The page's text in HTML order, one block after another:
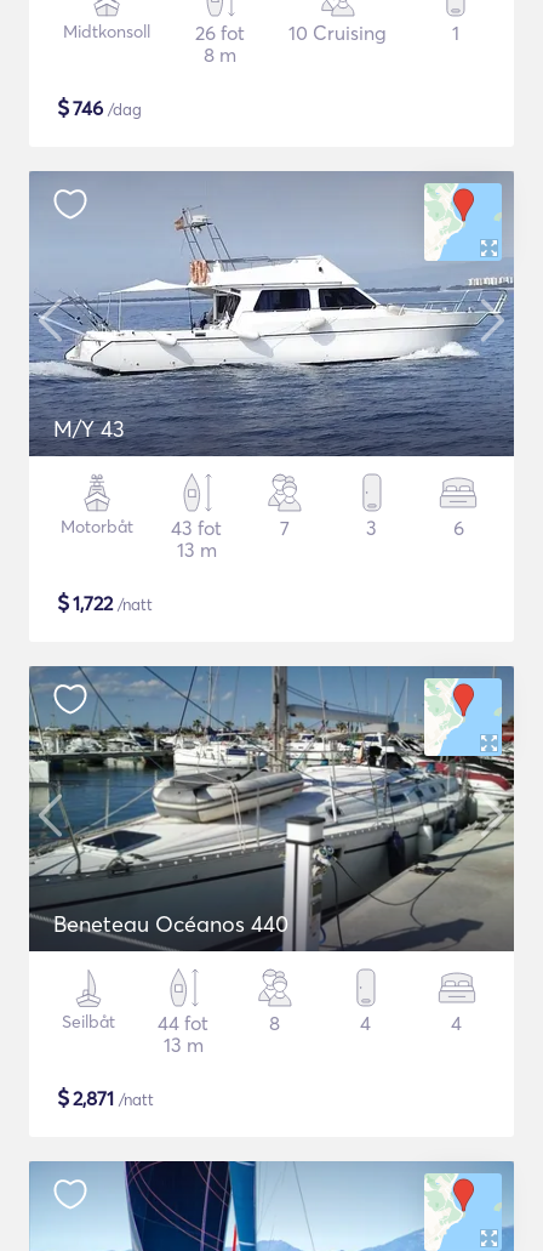
Midtkonsoll
26 fot
8 m
10 Cruising 1
$746 /dag
M/Y 43
Motorbåt
43 fot
13 m
7 3 6
$1,722/natt
Beneteau Océanos 440
Seilbåt
44 fot
13 m
8 4 4
$2,871 /natt